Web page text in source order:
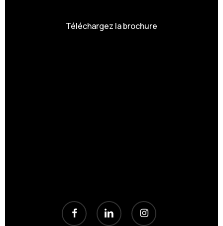
Téléchargez la brochure
facebook linkedin instagram